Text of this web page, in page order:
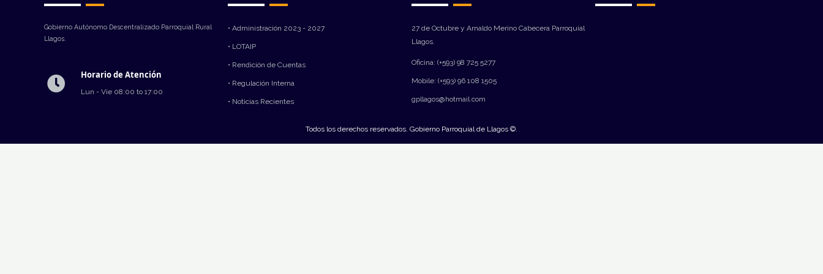
Gobierno Autónomo Descentralizado Parroquial Rural
Llagos.
Horario de Atención
Lun - Vie 08:00 to 17:00
• Administración 2023 - 2027
• LOTAIP
• Rendición de Cuentas
• Regulación Interna
• Noticias Recientes
27 de Octubre y Arnaldo Merino Cabecera Parroquial
Llagos.
Oficina: (+593) 98 725 5277
Mobile: (+593) 96 108 1505
gpllagos@hotmail.com
Todos los derechos reservados. Gobierno Parroquial de Llagos ©.